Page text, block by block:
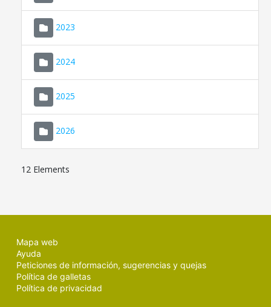
2023
2024
2025
2026
12 Elements
Mapa web
Ayuda
Peticiones de información, sugerencias y quejas
Política de galletas
Política de privacidad